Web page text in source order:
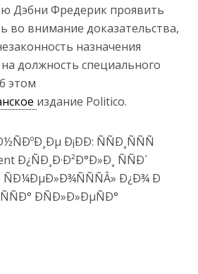
Дэбни Фредерик проявить
во внимание доказательства,
назначения
должность специального
этом
издание Politico.